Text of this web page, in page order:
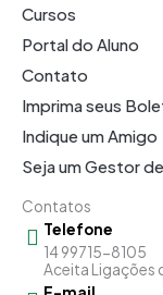
Cursos
Portal do Aluno
Contato
Imprima seus
Indique um Amigo
Seja um Gestor
Contatos
Telefone
14 99715-8105
Aceita Ligações